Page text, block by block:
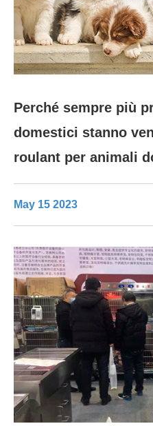
Perché sempre più
domestici stanno
roulant per animali
May 15 2023